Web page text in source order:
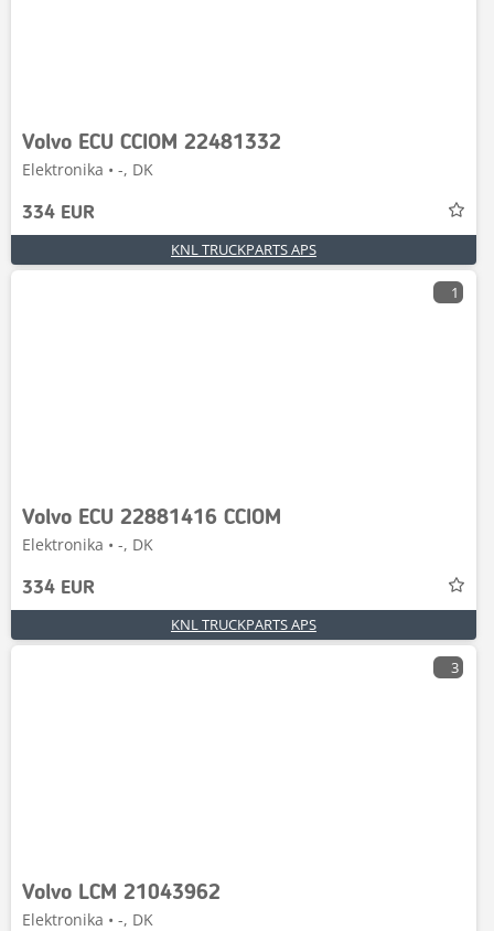
Volvo ECU CCIOM 22481332
Elektronika • -, DK
334 EUR
KNL TRUCKPARTS APS
1
Volvo ECU 22881416 CCIOM
Elektronika • -, DK
334 EUR
KNL TRUCKPARTS APS
3
Volvo LCM 21043962
Elektronika • -, DK